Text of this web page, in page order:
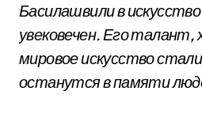
Басилашвили в
увековечен. Его талант,
мировое искусство
останутся в памяти